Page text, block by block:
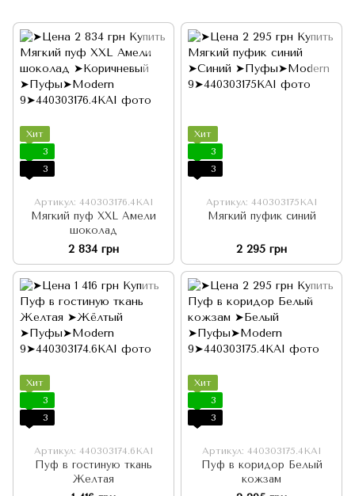
Хит
3
3
Артикул: 440303176.4KAI
Мягкий пуф XXL Амели
шоколад
2 834 грн
Хит
3
3
Артикул: 440303175KAI
Мягкий пуфик синий
2 295 грн
Хит
3
3
Артикул: 440303174.6KAI
Пуф в гостиную ткань
Желтая
Хит
3
3
Артикул: 440303175.4KAI
Пуф в коридор Белый
кожзам